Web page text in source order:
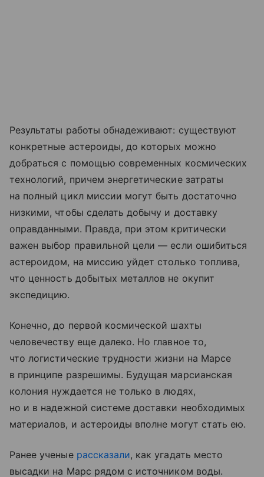
Результаты работы обнадеживают: существуют
конкретные астероиды, до которых можно
добраться с помощью современных космических
технологий, причем энергетические затраты
на полный цикл миссии могут быть достаточно
низкими, чтобы сделать добычу и доставку
оправданными. Правда, при этом критически
важен выбор правильной цели — если ошибиться
астероидом, на миссию уйдет столько топлива,
что ценность добытых металлов не окупит
экспедицию.
Конечно, до первой космической шахты
человечеству еще далеко. Но главное то,
что логистические трудности жизни на Марсе
в принципе разрешимы. Будущая марсианская
колония нуждается не только в людях,
но и в надежной системе доставки необходимых
материалов, и астероиды вполне могут стать ею.
Ранее ученые рассказали, как угадать место
высадки на Марс рядом с источником воды.